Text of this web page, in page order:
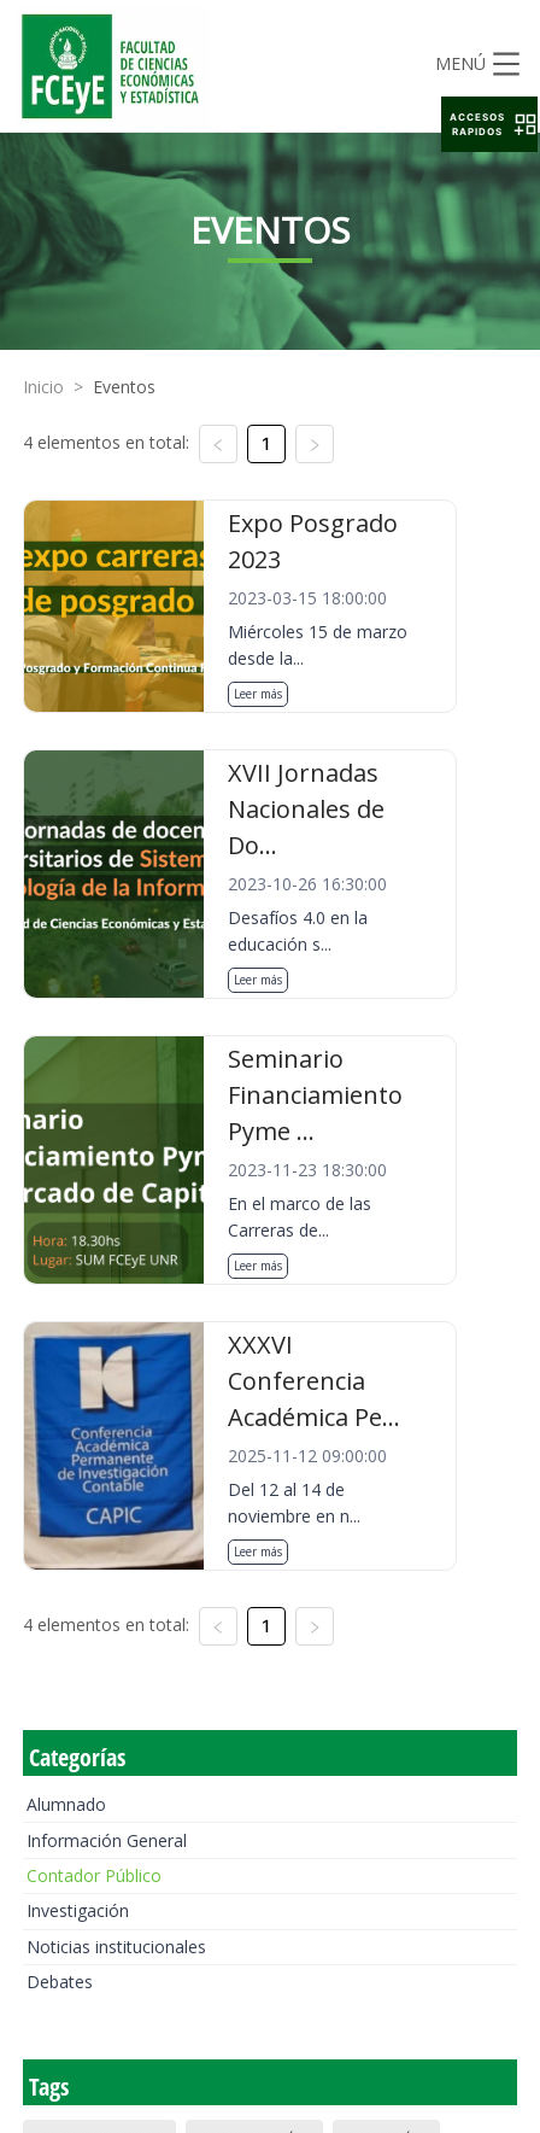
MENÚ
EVENTOS
Inicio > Eventos
4 elementos en total: 1
Expo Posgrado
2023
2023-03-15 18:00:00
Miércoles 15 de marzo
desde la...
Leer más
XVII Jornadas
Nacionales de
Do...
2023-10-26 16:30:00
Desafíos 4.0 en la
educación s...
Leer más
Seminario
Financiamiento
Pyme ...
2023-11-23 18:30:00
En el marco de las
Carreras de...
Leer más
XXXVI
Conferencia
Académica Pe...
2025-11-12 09:00:00
Del 12 al 14 de
noviembre en n...
Leer más
4 elementos en total: 1
Categorías
Alumnado
Información General
Contador Público
Investigación
Noticias institucionales
Debates
Tags
ACCESOS
RAPIDOS